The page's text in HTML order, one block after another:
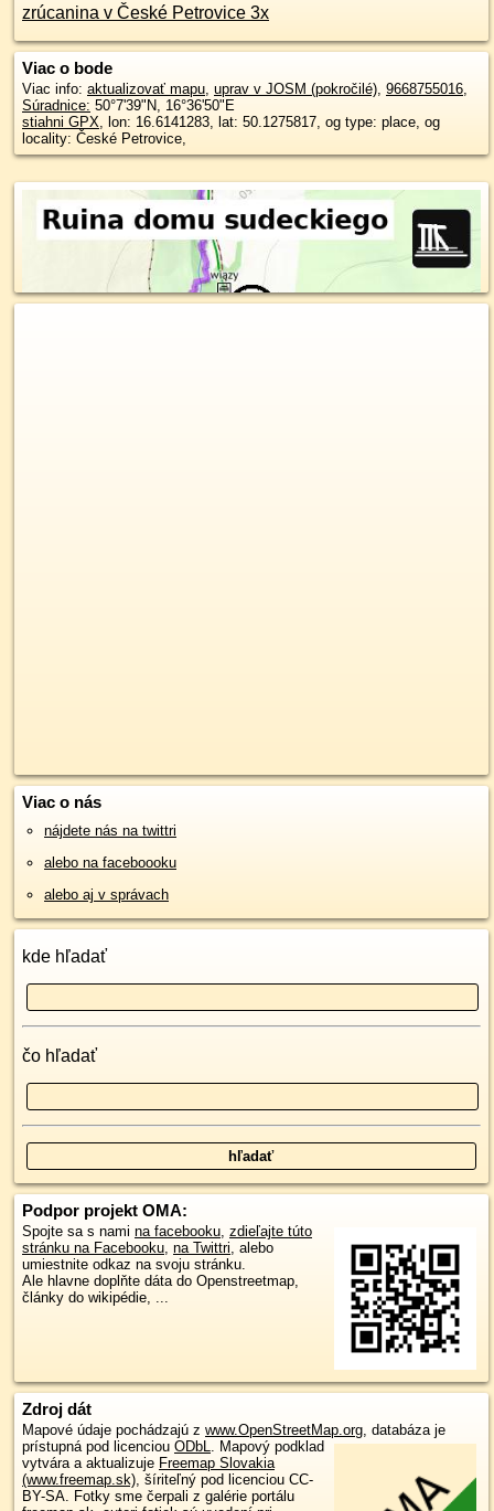
zrúcanina v České Petrovice 3x
Viac o bode
Viac info: aktualizovať mapu, uprav v JOSM (pokročilé), 9668755016,
Súradnice: 50°7'39"N, 16°36'50"E
stiahni GPX, lon: 16.6141283, lat: 50.1275817, og type: place, og
locality: České Petrovice,
Viac o nás
nájdete nás na twittri
alebo na faceboooku
alebo aj v správach
kde hľadať
čo hľadať
Podpor projekt OMA:
Spojte sa s nami na facebooku, zdieľajte túto
stránku na Facebooku, na Twittri, alebo
umiestnite odkaz na svoju stránku.
Ale hlavne doplňte dáta do Openstreetmap,
články do wikipédie, ...
Zdroj dát
Mapové údaje pochádzajú z www.OpenStreetMap.org, databáza je
prístupná pod licenciou ODbL. Mapový podklad
vytvára a aktualizuje Freemap Slovakia
(www.freemap.sk), šíriteľný pod licenciou CC-
BY-SA. Fotky sme čerpali z galérie portálu